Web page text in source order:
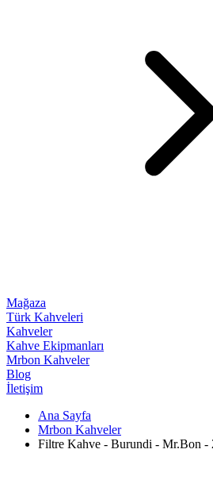
Mağaza
Türk Kahveleri
Kahveler
Kahve Ekipmanları
Mrbon Kahveler
Blog
İletişim
Ana Sayfa
Mrbon Kahveler
Filtre Kahve - Burundi - Mr.Bon -